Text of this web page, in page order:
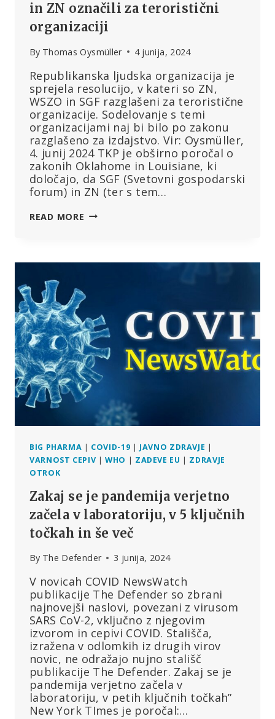
in ZN označili za teroristični
organizaciji
By Thomas Oysmüller 4 junija, 2024
Republikanska ljudska organizacija je
sprejela resolucijo, v kateri so ZN,
WSZO in SGF razglašeni za teroristične
organizacije. Sodelovanje s temi
organizacijami naj bi bilo po zakonu
razglašeno za izdajstvo. Vir: Oysmüller,
4. junij 2024 TKP je obširno poročal o
zakonih Oklahome in Louisiane, ki
določajo, da SGF (Svetovni gospodarski
forum) in ZN (ter s tem…
READ MORE NA
ZN
ZA
TERORISTIČNI
ORGANIZACIJI
BIG PHARMA | COVID-19 | JAVNO ZDRAVJE |
VARNOST CEPIV |WHO | ZADEVE EU | ZDRAVJE
OTROK
Zakaj se je pandemija verjetno
začela v laboratoriju, v 5 ključnih
točkah in še več
By The Defender 3 junija, 2024
V novicah COVID NewsWatch
publikacije The Defender so zbrani
najnovejši naslovi, povezani z virusom
SARS CoV-2, vključno z njegovim
izvorom in cepivi COVID. Stališča,
izražena v odlomkih iz drugih virov
novic, ne odražajo nujno stališč
publikacije The Defender. Zakaj se je
pandemija verjetno začela v
laboratoriju, v petih ključnih točkah”
New York TImes je poročal:…